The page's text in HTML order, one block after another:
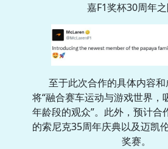
嘉F1奖杯30周年之
至于此次合作的具体内容
将“融合赛车运动与游戏世界，
年龄段的观众”。此外，预计合
的索尼克35周年庆典以及迈凯
奖赛。